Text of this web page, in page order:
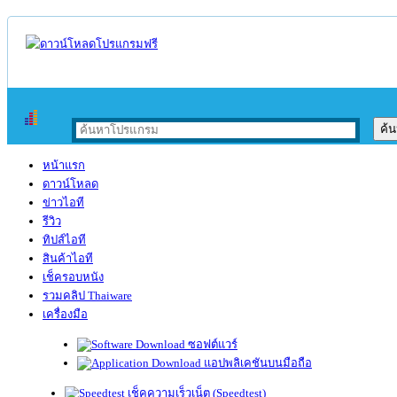
หน้าแรก
ดาวน์โหลด
ข่าวไอที
รีวิว
ทิปส์ไอที
สินค้าไอที
เช็ครอบหนัง
รวมคลิป Thaiware
เครื่องมือ
ซอฟต์แวร์
แอปพลิเคชันบนมือถือ
เช็คความเร็วเน็ต (Speedtest)